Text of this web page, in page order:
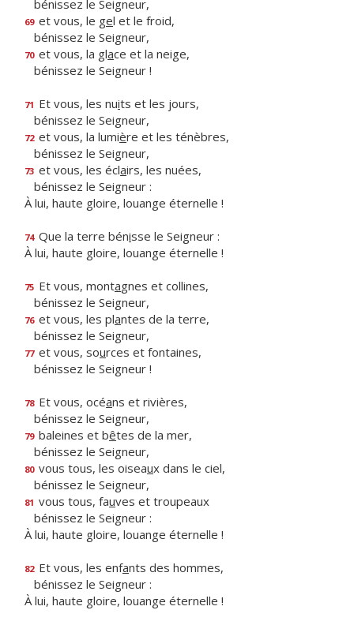
bénissez le Seigneur,
69 et vous, le gel et le froid,
bénissez le Seigneur,
70 et vous, la glace et la neige,
bénissez le Seigneur !
71 Et vous, les nuits et les jours,
bénissez le Seigneur,
72 et vous, la lumière et les ténèbres,
bénissez le Seigneur,
73 et vous, les éclairs, les nuées,
bénissez le Seigneur :
À lui, haute gloire, louange éternelle !
74 Que la terre bénisse le Seigneur :
À lui, haute gloire, louange éternelle !
75 Et vous, montagnes et collines,
bénissez le Seigneur,
76 et vous, les plantes de la terre,
bénissez le Seigneur,
77 et vous, sources et fontaines,
bénissez le Seigneur !
78 Et vous, océans et rivières,
bénissez le Seigneur,
79 baleines et bêtes de la mer,
bénissez le Seigneur,
80 vous tous, les oiseaux dans le ciel,
bénissez le Seigneur,
81 vous tous, fauves et troupeaux
bénissez le Seigneur :
À lui, haute gloire, louange éternelle !
82 Et vous, les enfants des hommes,
bénissez le Seigneur :
À lui, haute gloire, louange éternelle !